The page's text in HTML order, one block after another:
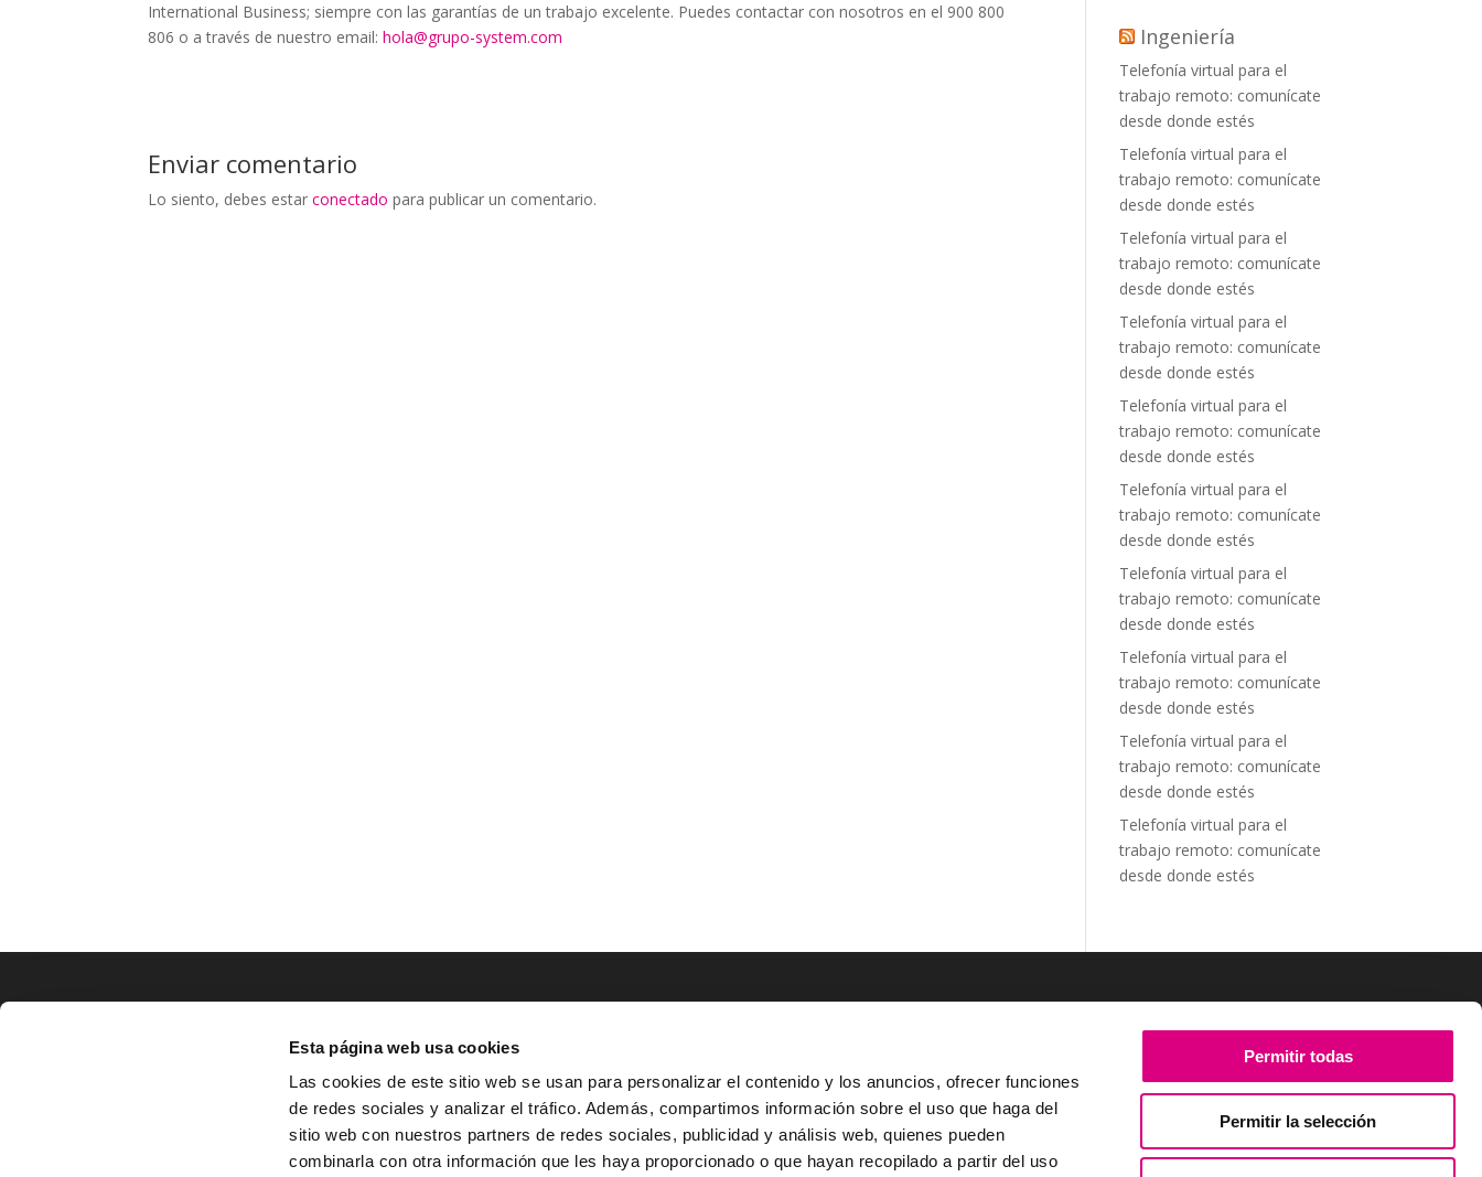
Esta página web usa cookies
Las cookies de este sitio web se usan para personalizar el contenido y los anuncios, ofrecer funciones
de redes sociales y analizar el tráfico. Además, compartimos información sobre el uso que haga del
sitio web con nuestros partners de redes sociales, publicidad y análisis web, quienes pueden
combinarla con otra información que les haya proporcionado o que hayan recopilado a partir del uso
Permitir todas
Permitir la selección
International Business; siempre con las garantías de un trabajo excelente. Puedes contactar con nosotros en el 900 800
806 o a través de nuestro email:hola@grupo-system.com
Enviar comentario
Lo siento, debes estarconectado para publicar un comentario.
Ingeniería
Telefonía virtual para el
trabajo remoto: comunícate
desde donde estés
Telefonía virtual para el
trabajo remoto: comunícate
desde donde estés
Telefonía virtual para el
trabajo remoto: comunícate
desde donde estés
Telefonía virtual para el
trabajo remoto: comunícate
desde donde estés
Telefonía virtual para el
trabajo remoto: comunícate
desde donde estés
Telefonía virtual para el
trabajo remoto: comunícate
desde donde estés
Telefonía virtual para el
trabajo remoto: comunícate
desde donde estés
Telefonía virtual para el
trabajo remoto: comunícate
desde donde estés
Telefonía virtual para el
trabajo remoto: comunícate
desde donde estés
Telefonía virtual para el
trabajo remoto: comunícate
desde donde estés
LOCALIZACIÓN
Av. Zaragoza, Nº37, 1ºB,
31500 Tudela, Navarra
CONTACTO
 Tel.: (+34) 900 800 806

HOLA@GRUPO-
^ Aviso Legal
^ Política de Privacidad